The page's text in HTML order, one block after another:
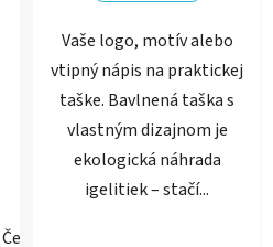
Červená
Vaše logo, motív alebo
vtipný nápis na praktickej
taške. Bavlnená taška s
vlastným dizajnom je
ekologická náhrada
igelitiek – stačí...